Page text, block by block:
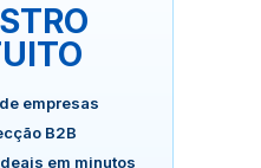
empresas
B2B
em minutos